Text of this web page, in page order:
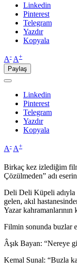
Linkedin
Pinterest
Telegram
Yazdır
Kopyala
A- A+
Paylaş
Linkedin
Pinterest
Telegram
Yazdır
Kopyala
A- A+
Birkaç kez izlediğim
Çözülmeden” adı
Deli Deli Küpeli adıyla
gelen, akıl
Yazar
Filmin sonunda buzlar
Âşık Bayan: “Nereye
Kemal Sunal: “Buzla